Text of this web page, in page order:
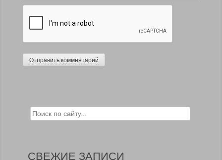
Search for:
СВЕЖИЕ ЗАПИСИ